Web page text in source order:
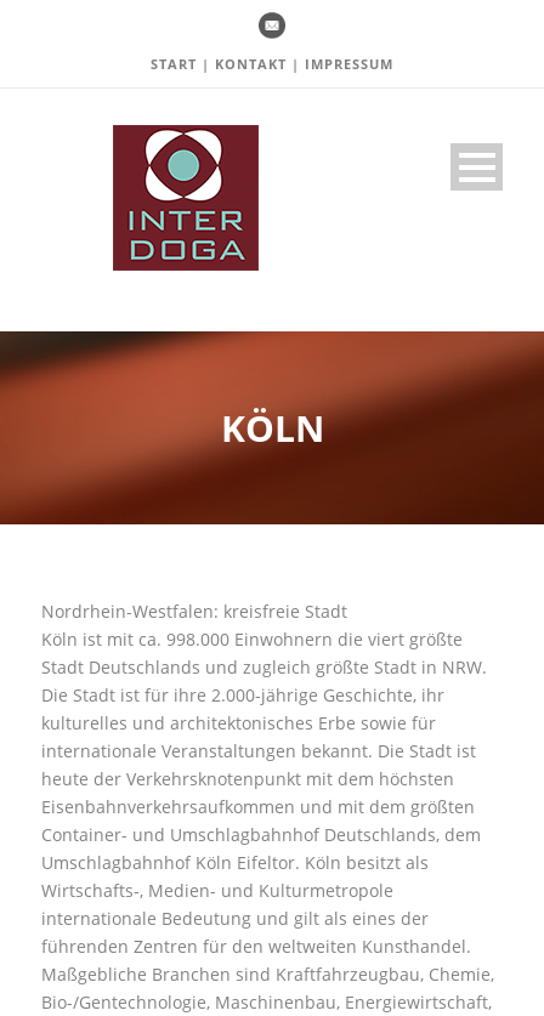
START | KONTAKT | IMPRESSUM
KÖLN
Nordrhein-Westfalen: kreisfreie Stadt
Köln ist mit ca. 998.000 Einwohnern die viert größte
Stadt Deutschlands und zugleich größte Stadt in NRW.
Die Stadt ist für ihre 2.000-jährige Geschichte, ihr
kulturelles und architektonisches Erbe sowie für
internationale Veranstaltungen bekannt. Die Stadt ist
heute der Verkehrsknotenpunkt mit dem höchsten
Eisenbahnverkehrsaufkommen und mit dem größten
Container- und Umschlagbahnhof Deutschlands, dem
Umschlagbahnhof Köln Eifeltor. Köln besitzt als
Wirtschafts-, Medien- und Kulturmetropole
internationale Bedeutung und gilt als eines der
führenden Zentren für den weltweiten Kunsthandel.
Maßgebliche Branchen sind Kraftfahrzeugbau, Chemie,
Bio-/Gentechnologie, Maschinenbau, Energiewirtschaft,